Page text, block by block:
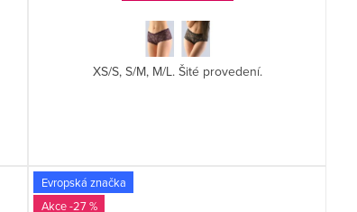
XS/S, S/M, M/L. Šité provedení.
Evropská značka
-27 %